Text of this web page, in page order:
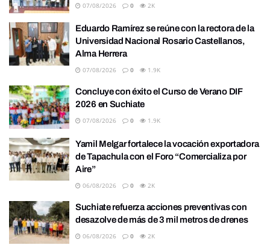
07/08/2026 0 2K
Eduardo Ramírez se reúne con la rectora de la
Universidad Nacional Rosario Castellanos,
Alma Herrera
07/08/2026 0 1.9K
Concluye con éxito el Curso de Verano DIF
2026 en Suchiate
07/08/2026 0 1.9K
Yamil Melgar fortalece la vocación exportadora
de Tapachula con el Foro “Comercializa por
Aire”
06/08/2026 0 2K
Suchiate refuerza acciones preventivas con
desazolve de más de 3 mil metros de drenes
06/08/2026 0 2K